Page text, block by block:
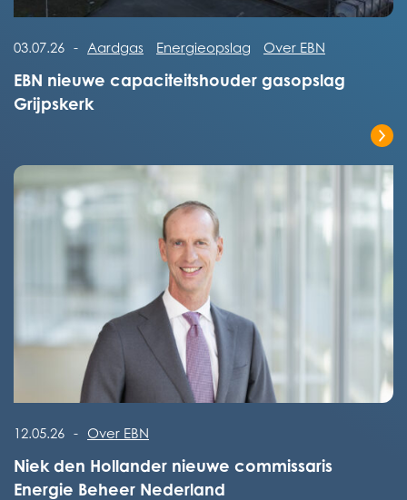
Lees het volledige bericht
EBN nieuwe capaciteitshouder gasopslag
Grijpskerk
03.07.26 - Aardgas Energieopslag Over EBN
Lees het volledige bericht
Niek den Hollander nieuwe commissaris
Energie Beheer Nederland
12.05.26 - Over EBN